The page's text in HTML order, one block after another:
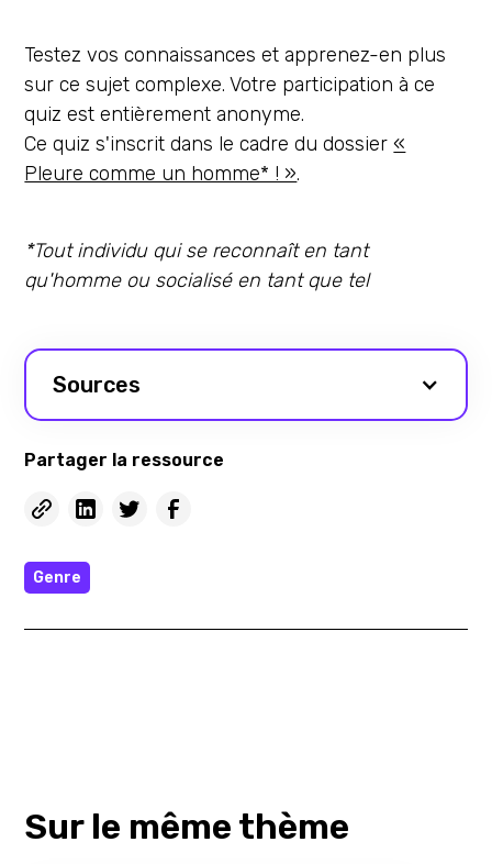
Testez vos connaissances et apprenez-en plus
sur ce sujet complexe. Votre participation à ce
quiz est entièrement anonyme.
Ce quiz s'inscrit dans le cadre du dossier«
Pleure comme un homme* ! ».
*Tout individu qui se reconnaît en tant
qu'homme ou socialisé en tant que tel
Sources
Partager la ressource
Genre
Sur le même thème